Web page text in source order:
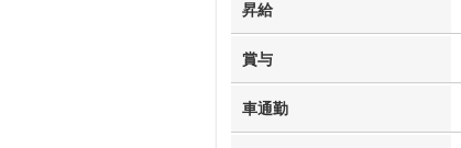
昇給
賞与
車通勤